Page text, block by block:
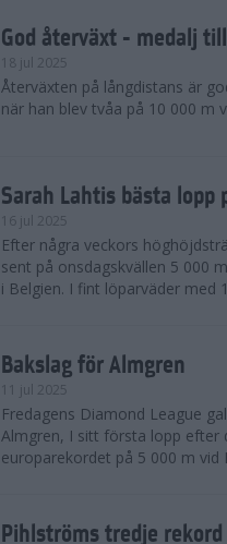
God återväxt - medalj
18 jul 2025
Återväxten på långdistans är
när han blev tvåa på 10 000 m
Sarah Lahtis bästa lopp
16 jul 2025
Efter några veckors
sent på onsdagskvällen 5 000
i Belgien. I fint löparväder med
Bakslag för Almgren
11 jul 2025
Fredagens Diamond League
Almgren, I sitt första lopp efter
europarekordet på 5 000 m vid
Pihlströms tredje rekord